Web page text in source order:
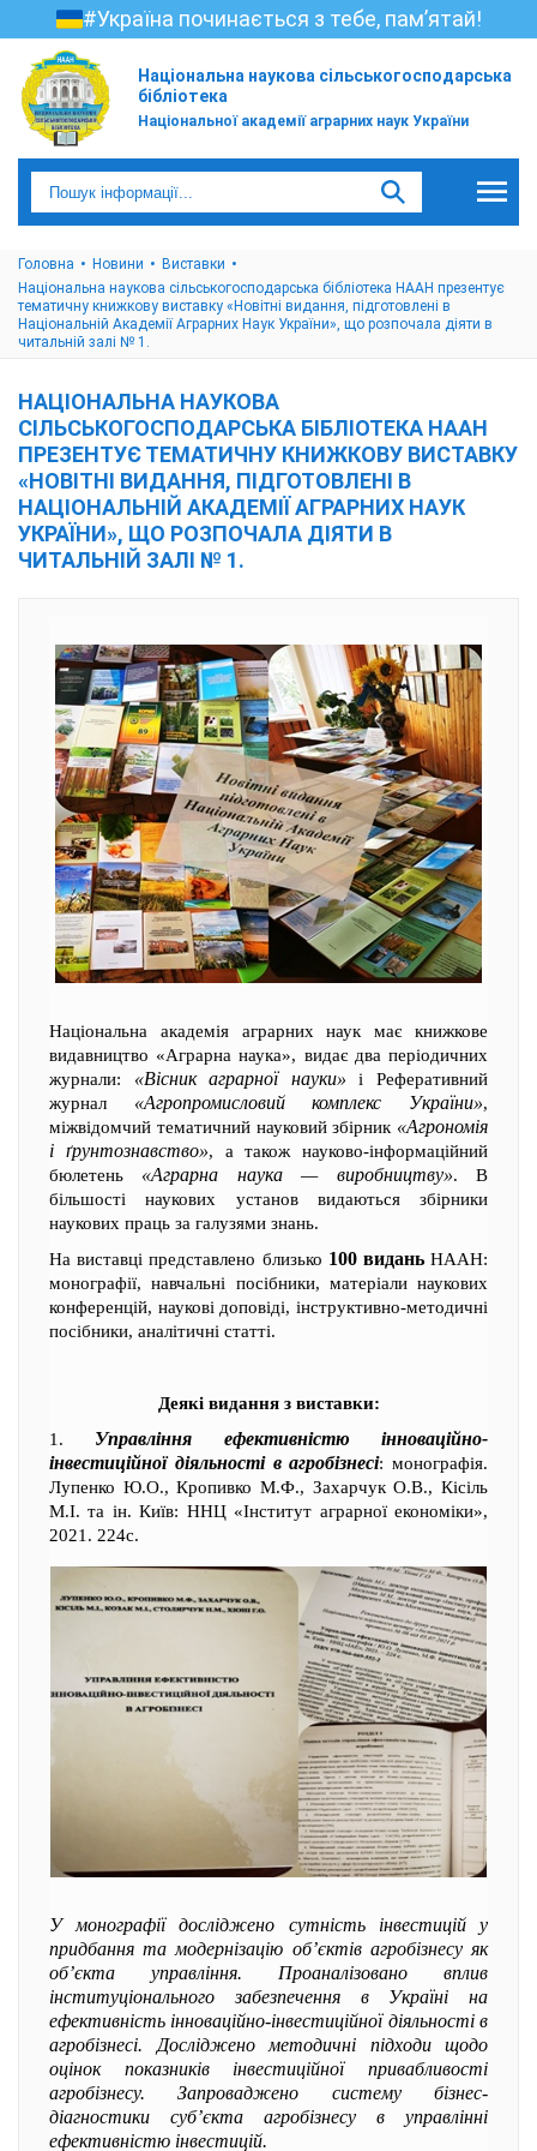
#Україна починається з тебе, пам’ятай!
Національна наукова сільськогосподарська
бібліотека
Національної академії аграрних наук України
Головна Новини
Виставки
Національна наукова сільськогосподарська бібліотека НААН презентує
тематичну книжкову виставку «Новітні видання, підготовлені в
Національній Академії Аграрних Наук України», що розпочала діяти в
читальній залі № 1.
НАЦІОНАЛЬНА НАУКОВА
СІЛЬСЬКОГОСПОДАРСЬКА БІБЛІОТЕКА НААН
ПРЕЗЕНТУЄ ТЕМАТИЧНУ КНИЖКОВУ ВИСТАВКУ
«НОВІТНІ ВИДАННЯ, ПІДГОТОВЛЕНІ В
НАЦІОНАЛЬНІЙ АКАДЕМІЇ АГРАРНИХ НАУК
УКРАЇНИ», ЩО РОЗПОЧАЛА ДІЯТИ В
ЧИТАЛЬНІЙ ЗАЛІ № 1.
Національна академія аграрних наук має книжкове
видавництво «Аграрна наука», видає два періодичних
журнали: «Вісник аграрної науки» і Реферативний
журнал «Агропромисловий комплекс України»,
міжвідомчий тематичний науковий збірник «Агрономія
і ґрунтознавство», а також науково-інформаційний
бюлетень «Аграрна наука — виробництву». В
більшості наукових установ видаються збірники
наукових праць за галузями знань.
На виставці представлено близько 100 виданьНААН:
монографії, навчальні посібники, матеріали наукових
конференцій, наукові доповіді, інструктивно-методичні
посібники, аналітичні статті.
Деякі видання з виставки:
1. Управління ефективністю інноваційно-
інвестиційної діяльності в агробізнесі: монографія.
Лупенко Ю.О., Кропивко М.Ф., Захарчук О.В., Кісіль
М.І. та ін. Київ: ННЦ «Інститут аграрної економіки»,
2021. 224с.
У монографії досліджено сутність інвестицій у
придбання та модернізацію об’єктів агробізнесу як
об’єкта управління. Проаналізовано вплив
інституціонального забезпечення в Україні на
ефективність інноваційно-інвестиційної діяльності в
агробізнесі. Досліджено методичні підходи щодо
оцінок показників інвестиційної привабливості
агробізнесу. Запроваджено систему бізнес-
діагностики суб’єкта агробізнесу в управлінні
ефективністю інвестицій.